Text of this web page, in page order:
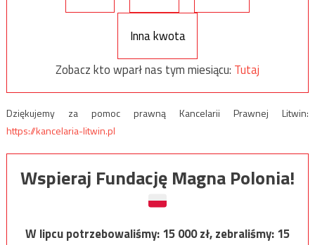
Inna kwota
Zobacz kto wparł nas tym miesiącu: Tutaj
Dziękujemy za pomoc prawną Kancelarii Prawnej Litwin:
https://kancelaria-litwin.pl
Wspieraj Fundację Magna Polonia!
W lipcu potrzebowaliśmy:15 000zł, zebraliśmy:15